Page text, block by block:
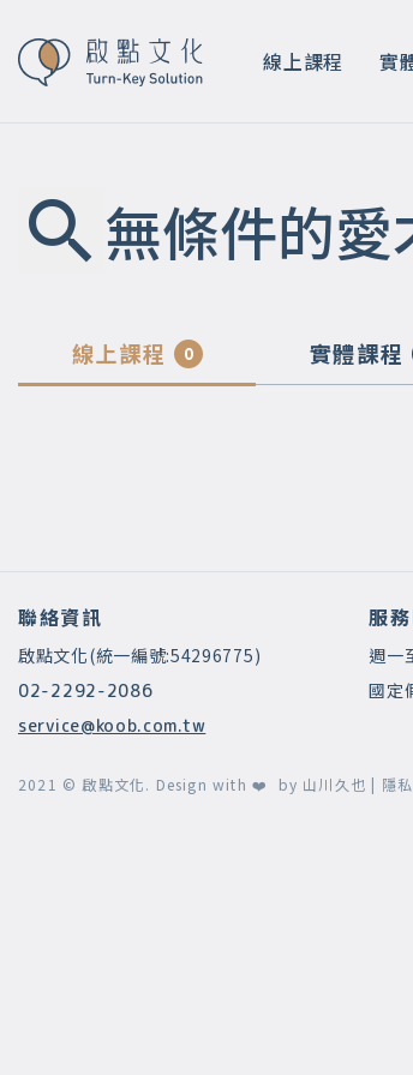
線上課程 實
無條件的
線上課程 0 實體課程
聯絡資訊
啟點文化(統一編號:54296775)
02-2292-2086
service@koob.com.tw
服
週一
國定
2021 © 啟點文化. Design with ❤️ by 山川久也 | 隱